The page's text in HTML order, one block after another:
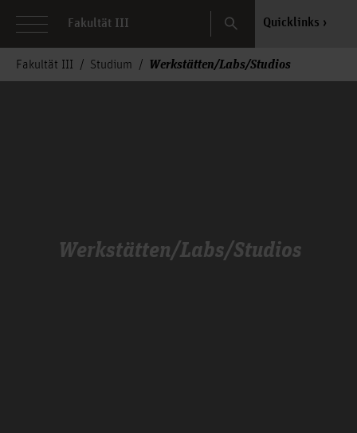
Fakultät III Search Quicklinks
Fakultät III Studium Werkstätten/Labs/Studios
Werkstätten/Labs/Studios